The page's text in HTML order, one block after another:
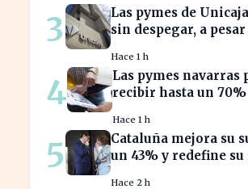
3
Las pymes de
sin despegar, a
Hace 1 h
4
Las pymes navarras
recibir hasta un
procesos
Hace 1 h
5
Cataluña mejora su
un 43% y redefine
Hace 2 h